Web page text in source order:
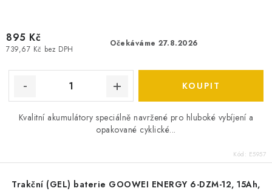
Očekáváme 27.8.2026
739,67 Kč bez DPH
895 Kč
Kvalitní akumulátory speciálně navržené pro hluboké vybíjení a
opakované cyklické...
Kód: E5957
Trakční (GEL) baterie GOOWEI ENERGY 6-DZM-12, 15Ah,